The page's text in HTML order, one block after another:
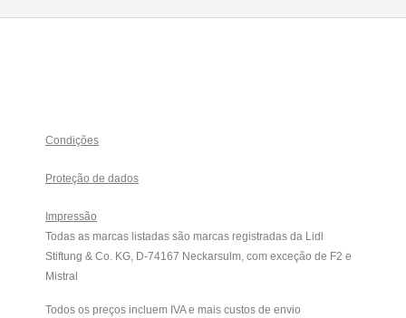
Condições
Proteção de dados
Impressão
Todas as marcas listadas são marcas registradas da Lidl
Stiftung & Co. KG, D-74167 Neckarsulm, com exceção de F2 e
Mistral
Todos os preços incluem IVA e mais custos de envio